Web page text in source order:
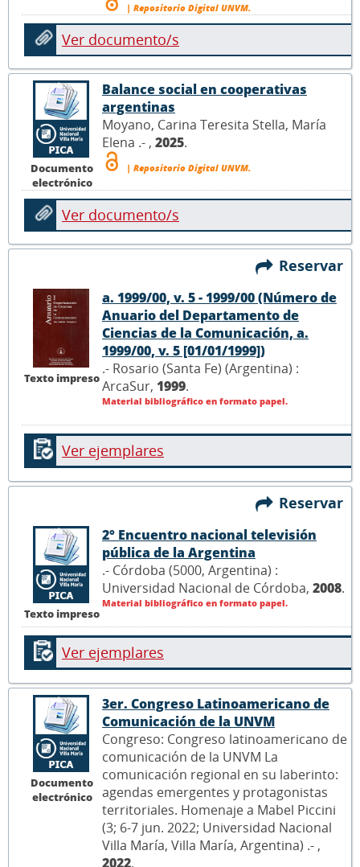
| Repositorio Digital UNVM.
Ver documento/s
Documento
electrónico
Balance social en cooperativas
argentinas
Moyano, Carina Teresita Stella, María
Elena .- , 2025.
| Repositorio Digital UNVM.
Ver documento/s
Reservar
Texto impreso
a. 1999/00, v. 5 - 1999/00 (Número de
Anuario del Departamento de
Ciencias de la Comunicación, a.
1999/00, v. 5 [01/01/1999])
.- Rosario (Santa Fe) (Argentina) :
ArcaSur, 1999.
Material bibliográfico en formato papel.
Ver ejemplares
Reservar
Texto impreso
2° Encuentro nacional televisión
pública de la Argentina
.- Córdoba (5000, Argentina) :
Universidad Nacional de Córdoba, 2008.
Material bibliográfico en formato papel.
Ver ejemplares
Documento
electrónico
3er. Congreso Latinoamericano de
Comunicación de la UNVM
Congreso: Congreso latinoamericano de
comunicación de la UNVM La
comunicación regional en su laberinto:
agendas emergentes y protagonistas
territoriales. Homenaje a Mabel Piccini
(3; 6-7 jun. 2022; Universidad Nacional
Villa María, Villa María, Argentina) .- ,
2022.